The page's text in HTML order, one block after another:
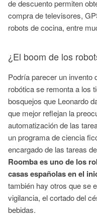
de descuento permiten
compra de televisores,
robots de cocina, entre
¿El boom de los
Podría parecer un invento
robótica se remonta a los
bosquejos que Leonardo
que mejor reflejan la
automatización de las
un programa de ciencia
encargado de las tareas
Roomba es uno de los
casas españolas en el
también hay otros que se
vigilancia, el cortado del
bebidas.